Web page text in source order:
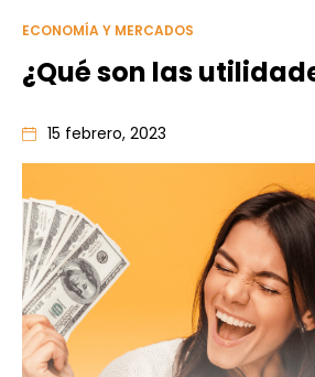
ECONOMÍA Y MERCADOS
¿Qué son las
15 febrero, 2023